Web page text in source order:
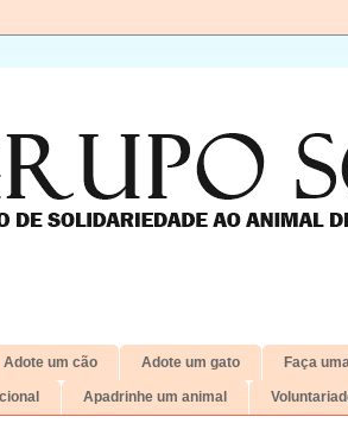
Adote um cão Adote um gato Faça
Apadrinhe um animal